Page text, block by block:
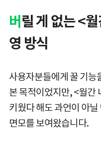
버 릴 게 없는 <
영 방식
사용자분들에게 꿀 기능
본 목적이었지만, <월간
키웠다 해도 과언이 아닐
면모를 보여왔습니다.